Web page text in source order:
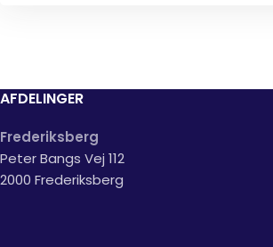
AFDELINGER
Frederiksberg
Peter Bangs Vej 112
2000 Frederiksberg